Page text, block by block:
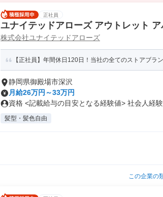
正社員
ユナイテッドアローズ アウトレット
株式会社ユナイテッドアローズ
【正社員】年間休日120日！当社の全てのストアブラ
静岡県御殿場市深沢
月給26万円～33万円
資格 <記載給与の目安となる経験値> 社会人経
髪型・髪色自由
この企業の